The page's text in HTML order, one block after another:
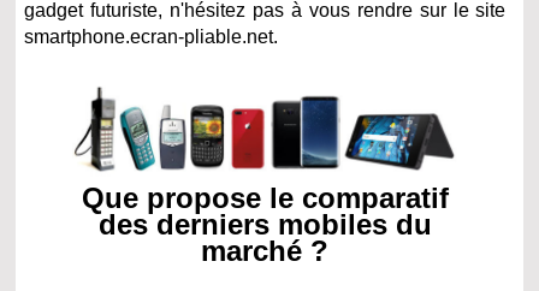
gadget futuriste, n'hésitez pas à vous rendre sur le site
smartphone.ecran-pliable.net.
Que propose le comparatif
des derniers mobiles du
marché ?